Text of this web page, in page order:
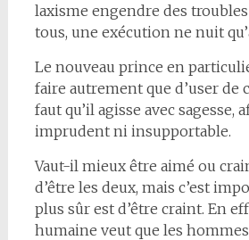
laxisme engendre des
tous, une exécution ne nuit
Le nouveau prince en
faire autrement que d’user de
faut qu’il agisse avec sagesse,
imprudent ni insupportable.
Vaut-il mieux être aimé ou
d’être les deux, mais c’est
plus sûr est d’être craint. En
humaine veut que les